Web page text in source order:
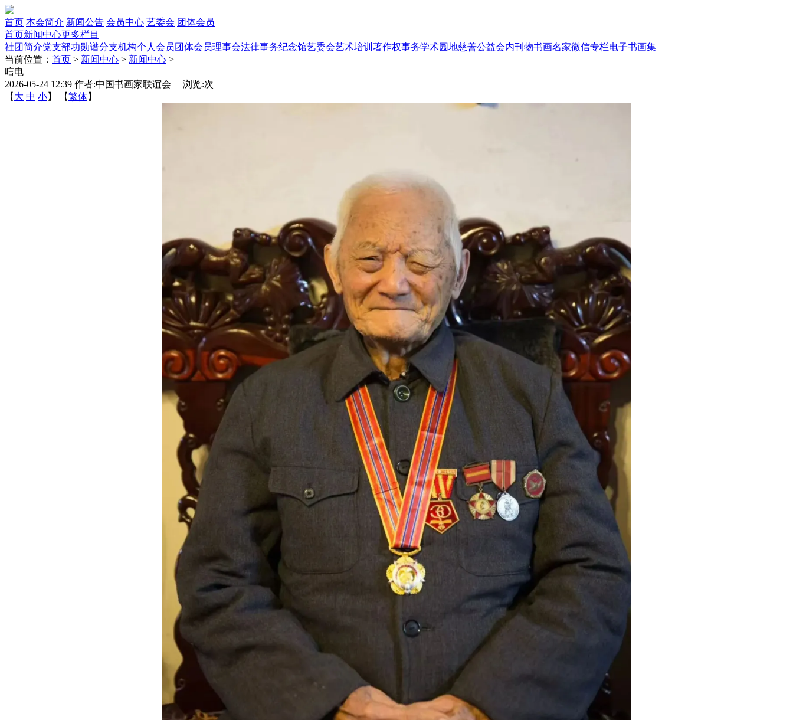
首页 本会简介 新闻公告 会员中心 艺委会 团体会员
首页新闻中心更多栏目
社团简介党支部功勋谱分支机构个人会员团体会员理事会法律事务纪念馆艺委会艺术培训 著作权事务学术园地慈善公益会内刊物书画名家微信专栏电子书画集
当前位置： 首页 > 新闻中心 > 新闻中心 >
唁电
2026-05-24 12:39 作者:中国书画家联谊会 浏览:次
【 大 中 小】 【繁体】